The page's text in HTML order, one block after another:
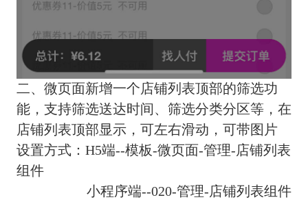
二、微页面新增一个店铺列表顶部的筛选功
能，支持筛选送达时间、筛选分类分区等，在
店铺列表顶部显示，可左右滑动，可带图片
设置方式：H5端--模板-微页面-管理-店铺列表
组件
小程序端--020-管理-店铺列表组件